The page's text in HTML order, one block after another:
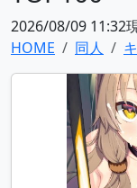
2026/08/09 11:32
HOME
同人